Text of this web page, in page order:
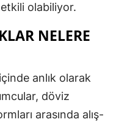
olabiliyor.
NELERE
anlık olarak
döviz
arasında alış-